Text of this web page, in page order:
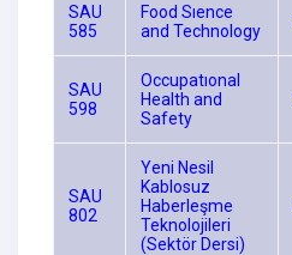
SAU
585
Food Sıence
and Technology
SAU
598
Occupatıonal
Health and
Safety
SAU
802
Yeni Nesil
Kablosuz
Haberleşme
Teknolojileri
(Sektör Dersi)